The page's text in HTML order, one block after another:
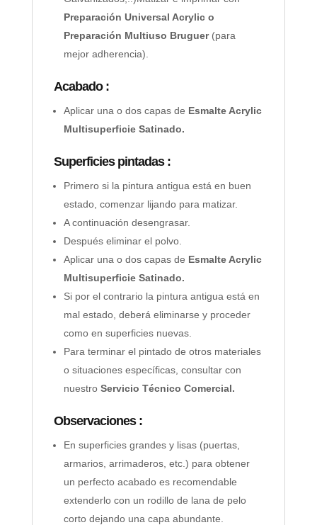
Preparación Universal Acrylic o
Preparación Multiuso Bruguer(para
mejor adherencia).
Acabado :
Aplicar una o dos capas de Esmalte Acrylic
Multisuperficie Satinado.
Superficies pintadas :
Primero si la pintura antigua está en buen
estado, comenzar lijando para matizar.
A continuación desengrasar.
Después eliminar el polvo.
Aplicar una o dos capas de Esmalte Acrylic
Multisuperficie Satinado.
Si por el contrario la pintura antigua está en
mal estado, deberá eliminarse y proceder
como en superficies nuevas.
Para terminar el pintado de otros materiales
o situaciones específicas, consultar con
nuestro Servicio Técnico Comercial.
Observaciones :
En superficies grandes y lisas (puertas,
armarios, arrimaderos, etc.) para obtener
un perfecto acabado es recomendable
extenderlo con un rodillo de lana de pelo
corto dejando una capa abundante.